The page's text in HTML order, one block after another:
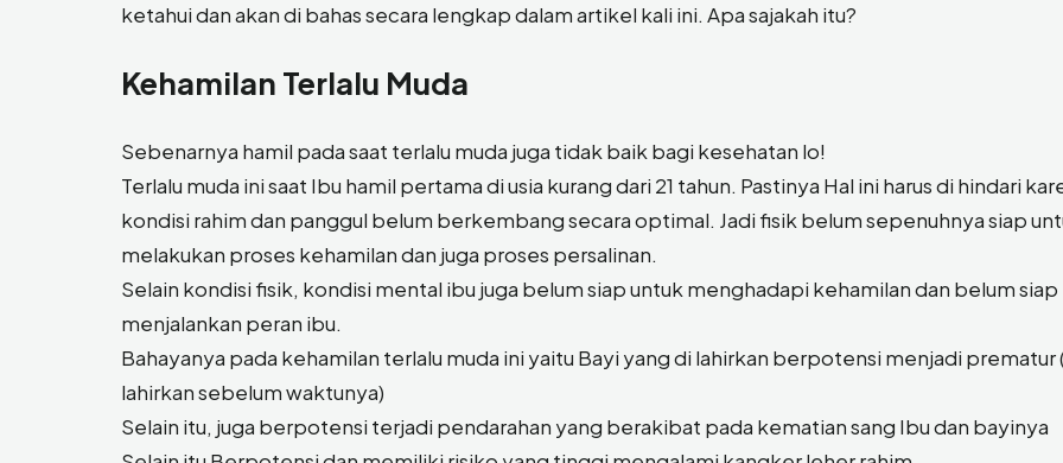
ketahui dan akan di bahas secara lengkap dalam artikel kali ini. Apa sajakah itu?
Kehamilan Terlalu Muda
Sebenarnya hamil pada saat terlalu muda juga tidak baik bagi kesehatan lo!
Terlalu muda ini saat Ibu hamil pertama di usia kurang dari 21 tahun. Pastinya Hal ini harus di hindari
kondisi rahim dan panggul belum berkembang secara optimal. Jadi fisik belum sepenuhnya siap
melakukan proses kehamilan dan juga proses persalinan.
Selain kondisi fisik, kondisi mental ibu juga belum siap untuk menghadapi kehamilan dan belum siap
menjalankan peran ibu.
Bahayanya pada kehamilan terlalu muda ini yaitu Bayi yang di lahirkan berpotensi menjadi prematur
lahirkan sebelum waktunya)
Selain itu, juga berpotensi terjadi pendarahan yang berakibat pada kematian sang Ibu dan bayinya